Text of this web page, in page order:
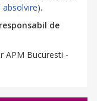
).
de
APM Bucuresti -